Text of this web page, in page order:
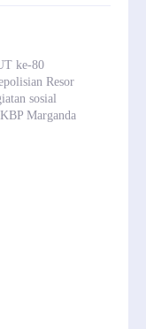
ke-80
Resor
sosial
Marganda